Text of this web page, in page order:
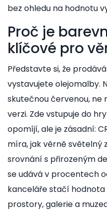
bez ohledu na hodnotu
Proč je
klíčové pro
Představte si, že
vystavujete olejomalby.
skutečnou červenou, ne
verzi. Zde vstupuje do
opomíjí, ale je zásadní:
míra, jak věrně světelný
srovnání s přirozeným
se udává v procentech
kanceláře stačí
prostory, galerie a